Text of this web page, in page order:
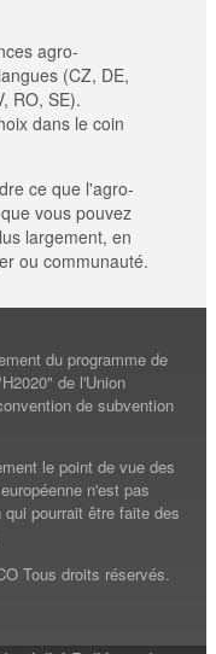
agro-
(CZ, DE,
RO, SE).
dans le coin
ce que l'agro-
vous pouvez
largement, en
ou communauté.
du programme de
de l'Union
de subvention
le point de vue des
n'est pas
pourrait être faite des
Tous droits réservés.